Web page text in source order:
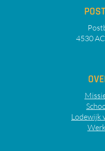
4530
Lodewijk